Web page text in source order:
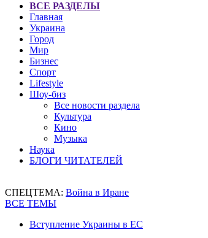
ВСЕ РАЗДЕЛЫ
Главная
Украина
Город
Мир
Бизнес
Спорт
Lifestyle
Шоу-биз
Все новости раздела
Культура
Кино
Музыка
Наука
БЛОГИ ЧИТАТЕЛЕЙ
СПЕЦТЕМА: Война в Иране
ВСЕ ТЕМЫ
Вступление Украины в ЕС